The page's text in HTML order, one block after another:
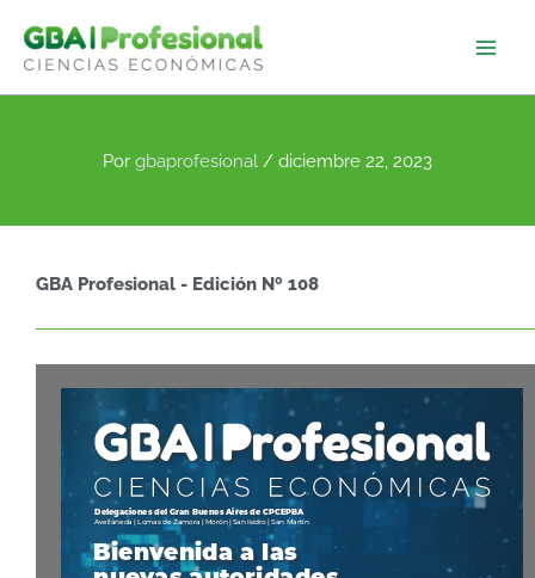
contenido
Por gbaprofesional / diciembre 22, 2023
GBA Profesional - Edición Nº 108